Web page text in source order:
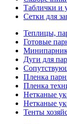
Таблички и
Сетки для
Теплицы,
Готовые
Дуги для
Пленка
Пленка
Нетканые
Нетканые
Тенты